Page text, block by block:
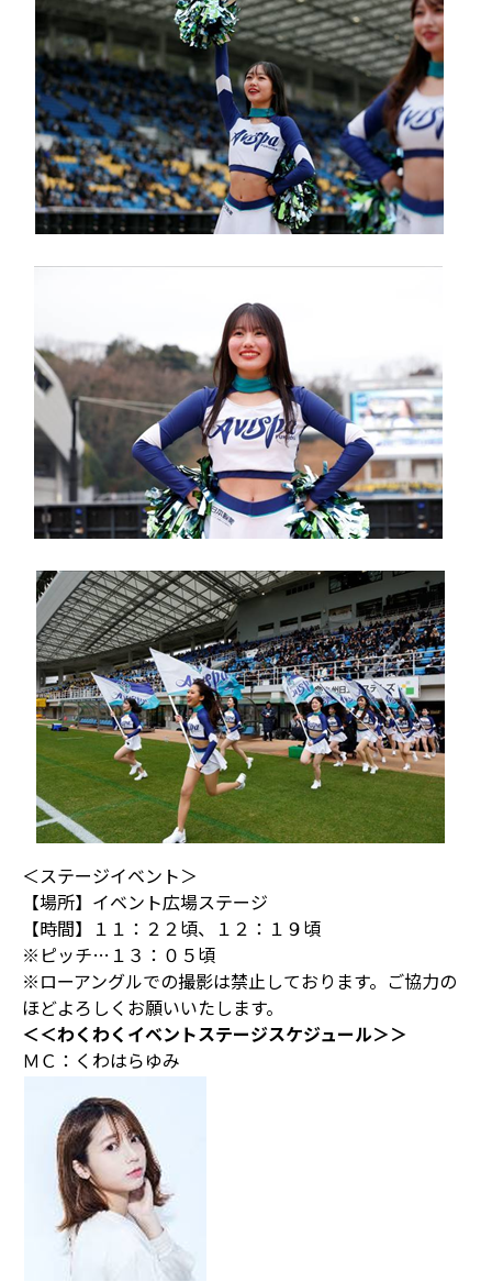
＜ステージイベント＞
【場所】イベント広場ステージ
【時間】１１：２２頃、１２：１９頃
※ピッチ…１３：０５頃
※ローアングルでの撮影は禁止しております。ご協力の
ほどよろしくお願いいたします。
＜＜わくわくイベントステージスケジュール＞＞
ＭＣ：くわはらゆみ